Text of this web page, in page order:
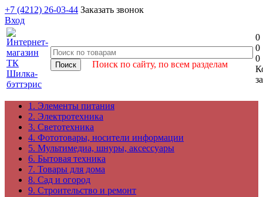
+7 (4212) 26-03-44 Заказать звонок
Вход
Поиск по сайту, по всем разделам
0
0
0
1. Элементы питания
2. Электротехника
3. Светотехника
4. Фототовары, носители информации
5. Мультимедиа, шнуры, аксессуары
6. Бытовая техника
7. Товары для дома
8. Сад и огород
9. Строительство и ремонт